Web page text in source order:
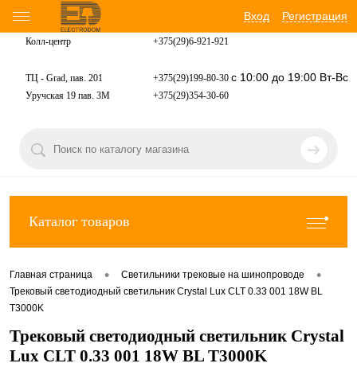
Вход Регистрация
Колл-центр +375(29)6-921-921
ТЦ - Grad, пав. 201 +375(29)199-80-30 с 10:00 до 19:00 Вт-Вс
Уручская 19 пав. 3М +375(29)354-30-60
Каталог товаров
Главная страница • Светильники трековые на шинопроводе •
Трековый светодиодный светильник Crystal Lux CLT 0.33 001 18W BL
T3000K
Трековый светодиодный светильник Crystal
Lux CLT 0.33 001 18W BL T3000K